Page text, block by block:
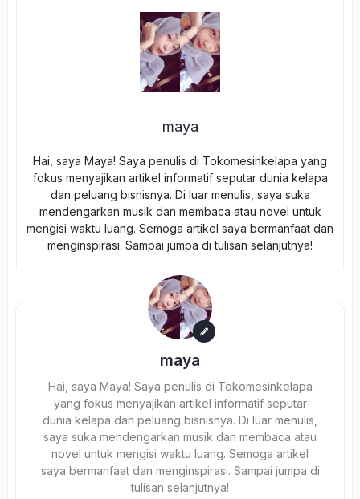
maya
Hai, saya Maya! Saya penulis di Tokomesinkelapa yang
fokus menyajikan artikel informatif seputar dunia kelapa
dan peluang bisnisnya. Di luar menulis, saya suka
mendengarkan musik dan membaca atau novel untuk
mengisi waktu luang. Semoga artikel saya bermanfaat dan
menginspirasi. Sampai jumpa di tulisan selanjutnya!
maya
Hai, saya Maya! Saya penulis di Tokomesinkelapa
yang fokus menyajikan artikel informatif seputar
dunia kelapa dan peluang bisnisnya. Di luar menulis,
saya suka mendengarkan musik dan membaca atau
novel untuk mengisi waktu luang. Semoga artikel
saya bermanfaat dan menginspirasi. Sampai jumpa di
tulisan selanjutnya!